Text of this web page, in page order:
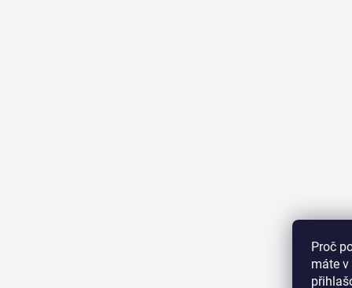
Proč
máte